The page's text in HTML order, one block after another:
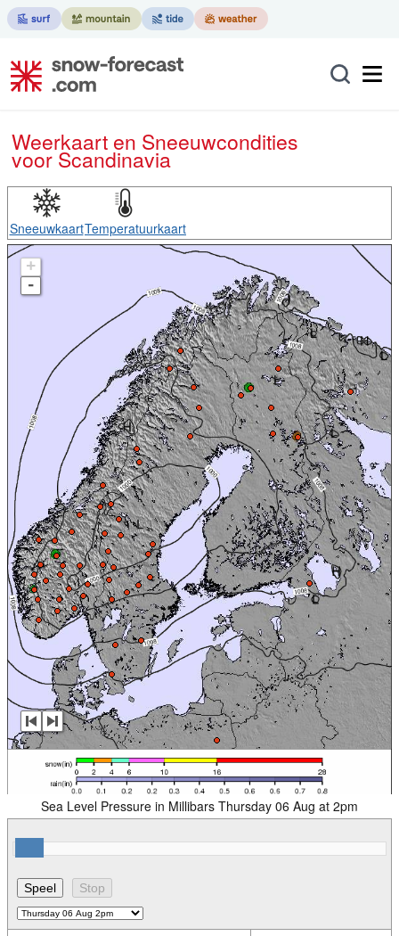
Weerkaart en Sneeuwcondities
voor Scandinavia
SneeuwkaartTemperatuurkaart
+
-
Sea Level Pressure in Millibars Thursday 06 Aug at 2pm